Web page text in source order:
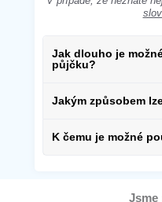
Jak dlouho je
půjčku?
Jakým způsobem
K čemu je možné
Jsme